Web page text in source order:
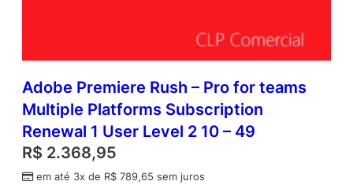
Adobe Premiere Rush – Pro for teams
Multiple Platforms Subscription
Renewal 1 User Level 2 10 – 49
R$ 2.368,95
em até 3x de R$ 789,65 sem juros